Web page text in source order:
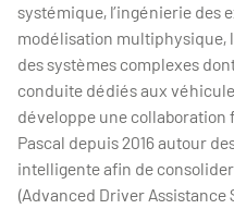
systémique, l’ingénierie des
modélisation multiphysique,
des systèmes complexes
conduite dédiés aux
développe une
Pascal depuis 2016 autour
intelligente afin de
(Advanced Driver